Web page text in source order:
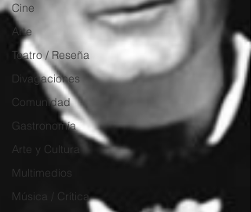
Cine
Arte
Teatro / Reseña
Divagaciones
Comunidad
Gastronomía
Arte y Cultura
Multimedios
Música / Crítica